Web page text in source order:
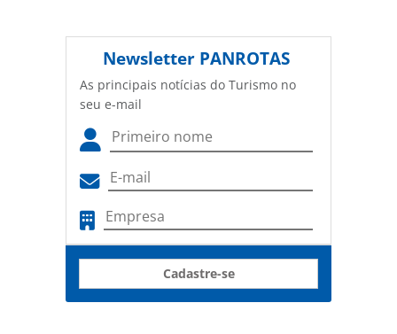
Newsletter PANROTAS
As principais notícias do Turismo no
seu e-mail
Cadastre-se